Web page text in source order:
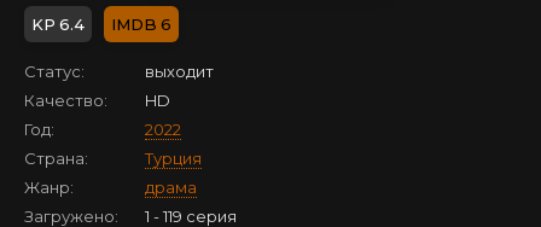
6.4 6
Статус:
выходит
Качество:
HD
Год:
2022
Страна:
Турция
Жанр:
драма
Загружено:
1 - 119 серия